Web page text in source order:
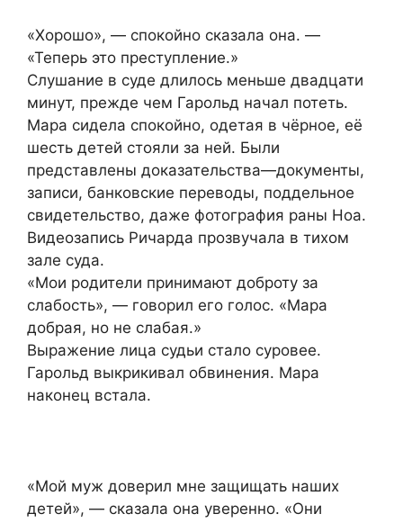
«Хорошо», — спокойно сказала она. —
«Теперь это преступление.»
Слушание в суде длилось меньше двадцати
минут, прежде чем Гарольд начал потеть.
Мара сидела спокойно, одетая в чёрное, её
шесть детей стояли за ней. Были
представлены доказательства—документы,
записи, банковские переводы, поддельное
свидетельство, даже фотография раны Ноа.
Видеозапись Ричарда прозвучала в тихом
зале суда.
«Мои родители принимают доброту за
слабость», — говорил его голос. «Мара
добрая, но не слабая.»
Выражение лица судьи стало суровее.
Гарольд выкрикивал обвинения. Мара
наконец встала.
«Мой муж доверил мне защищать наших
детей», — сказала она уверенно. «Они